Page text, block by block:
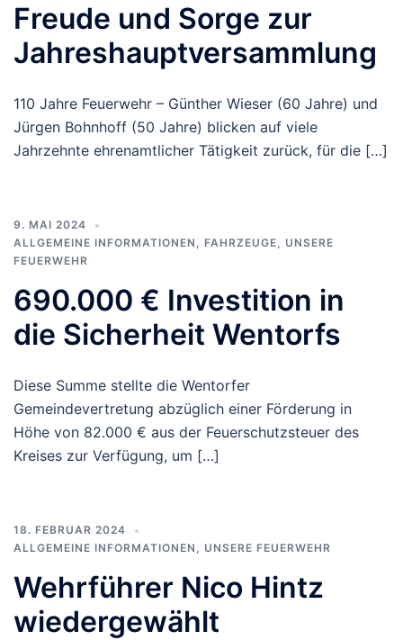
Freude und Sorge zur
Jahreshauptversammlung
110 Jahre Feuerwehr – Günther Wieser (60 Jahre) und
Jürgen Bohnhoff (50 Jahre) blicken auf viele
Jahrzehnte ehrenamtlicher Tätigkeit zurück, für die […]
9. MAI 2024
ALLGEMEINE INFORMATIONEN , FAHRZEUGE, UNSERE
FEUERWEHR
690.000 € Investition in
die Sicherheit Wentorfs
Diese Summe stellte die Wentorfer
Gemeindevertretung abzüglich einer Förderung in
Höhe von 82.000 € aus der Feuerschutzsteuer des
Kreises zur Verfügung, um […]
18. FEBRUAR 2024
ALLGEMEINE INFORMATIONEN , UNSERE FEUERWEHR
Wehrführer Nico Hintz
wiedergewählt